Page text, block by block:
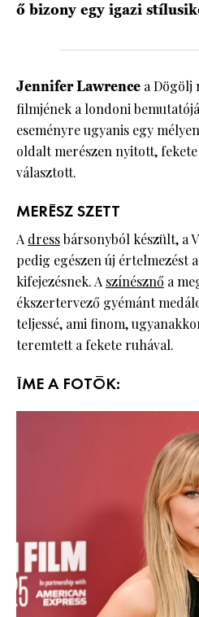
ő bizony egy igazi
Jennifer Lawrence a Dögölj
filmjének a londoni
eseményre ugyanis egy
oldalt merészen nyitott,
választott.
MERÉSZ SZETT
A dressbársonyból készült, a
pedig egészen új értelmezést
kifejezésnek. A színésznő a
ékszertervező gyémánt
teljessé, ami finom,
teremtett a fekete ruhával.
ÍME A FOTÓK: